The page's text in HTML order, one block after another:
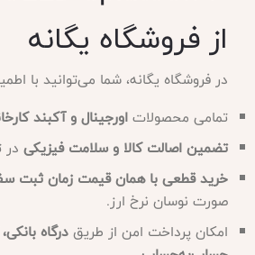
از فروشگاه یگانه
در فروشگاه یگانه، شما می‌توانید با
تمامی محصولاتاورجینال و آکبند
تضمین اصالت کالا و سلامت فیزیکی
خرید قطعی با همان قیمت زمان ثبت
صورت نوسان نرخ ارز.
امکان پرداخت امن از طریقدرگاه